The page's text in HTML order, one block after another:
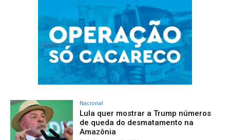
Nacional
Lula quer mostrar a Trump números
de queda do desmatamento na
Amazônia